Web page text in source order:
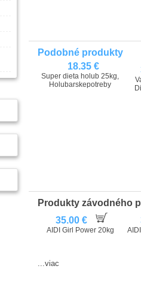
Podobné produkty
18.35 €
Super dieta holub 25kg,
Holubarskepotreby
Produkty závodného
35.00 €
AIDI Girl Power 20kg
...viac